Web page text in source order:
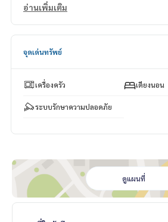
- โถงต้อนรับแต่ละอาคาร
- ระบบกล้องวงจรปิด CCTV โดยรอบภายใน
.
- MRT พระราม9
- Fortune พระราม 9
- มหาวิทยาลัยศรีนครินทรวิโรฒ ประสานมิ
- โรงพยาบาลพระราม 9
- โรงพยาบาลปิยเวท
===============
Line Id : @docondo
อ่านเพิ่มเติม
จุดเด่นทรัพย์
เครื่องครัว เตียงนอน
ระบบรักษาความปลอดภัย
ดูแผนที่